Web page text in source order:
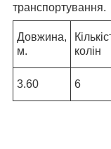
транспортування.
Довжина,
м.
колін
3.60 6